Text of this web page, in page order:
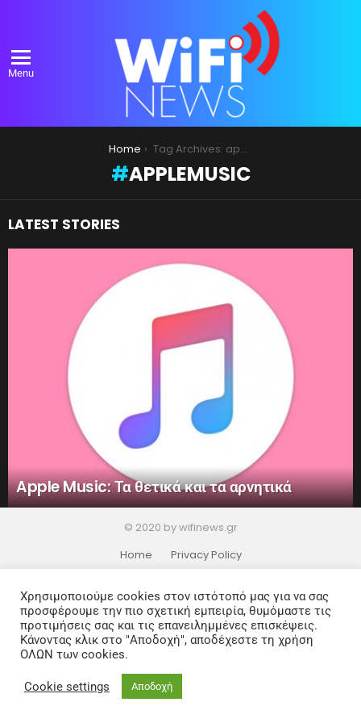
Menu
Home Tag Archives: applemusic
APPLEMUSIC
LATEST STORIES
Apple Music: Τα θετικά και τα αρνητικά
© 2020 by wifinews.gr
Home
Privacy Policy
Χρησιμοποιούμε cookies στον ιστότοπό μας για να σας
προσφέρουμε την πιο σχετική εμπειρία, θυμόμαστε τις
προτιμήσεις σας και τις επανειλημμένες επισκέψεις.
Κάνοντας κλικ στο "Αποδοχή", αποδέχεστε τη χρήση
ΟΛΩΝ των cookies.
Cookie settings Αποδοχή